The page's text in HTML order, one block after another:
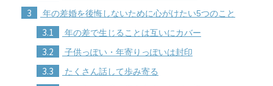
3 年の差婚を後悔しないために心がけたい5つのこと
3.1 年の差で生じることは互いにカバー
3.2 子供っぽい・年寄りっぽいは封印
3.3 たくさん話して歩み寄る